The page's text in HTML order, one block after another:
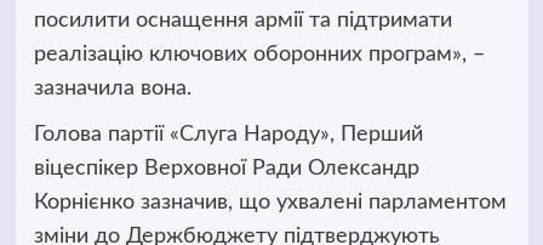
посилити оснащення армії та підтримати
реалізацію ключових оборонних програм», –
зазначила вона.
Голова партії «Слуга Народу», Перший
віцеспікер Верховної Ради Олександр
Корнієнко зазначив, що ухвалені парламентом
зміни до Держбюджету підтверджують